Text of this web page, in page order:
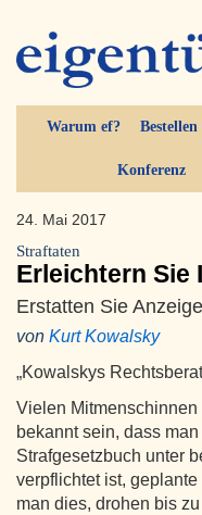
Warum ef? Bestellen
Konferenz
24. Mai 2017
Straftaten
Erleichtern Sie
Erstatten Sie
von Kurt Kowalsky
„Kowalskys
Vielen
bekannt sein, dass
Strafgesetzbuch unter
verpflichtet ist,
man dies, drohen bis